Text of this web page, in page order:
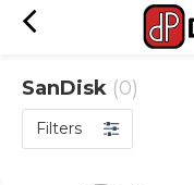
SanDisk (0)
Filters